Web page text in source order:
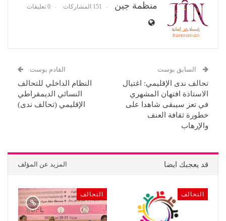
منظمة جين 151 المشاركات 0 تعليقات
السابق بوست
تحالف ندى الإقليمي: اغتيال
الاستاذة افتهان المشهري
في تعز سيبقى شاهدا على
خطورة ثقافة العنف
والإرهاب
القادم بوست
النظام الداخلي للتحالف
النسائي الديمقراطي
الإقليمي (تحالف ندى)
قد يعجبك ايضا المزيد عن المؤلف
التحالف التحالف